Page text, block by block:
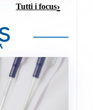
Tutti i focus